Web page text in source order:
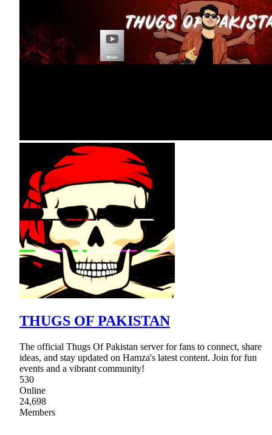
THUGS OF PAKISTAN
The official Thugs Of Pakistan server for fans to connect, share
ideas, and stay updated on Hamza's latest content. Join for fun
events and a vibrant community!
530
Online
24,698
Members